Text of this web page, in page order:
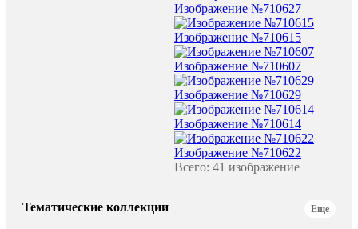
Изображение №710627
Изображение №710615
Изображение №710607
Изображение №710629
Изображение №710614
Изображение №710622
Всего: 41 изображение
Тематические коллекции Еще